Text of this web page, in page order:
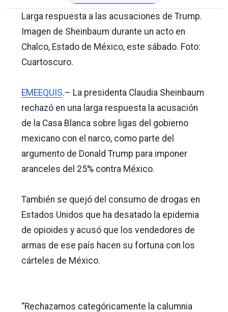
Larga respuesta a las acusaciones de Trump.
Imagen de Sheinbaum durante un acto en
Chalco, Estado de México, este sábado. Foto:
Cuartoscuro.
EMEEQUIS.– La presidenta Claudia Sheinbaum
rechazó en una larga respuesta la acusación
de la Casa Blanca sobre ligas del gobierno
mexicano con el narco, como parte del
argumento de Donald Trump para imponer
aranceles del 25% contra México.
También se quejó del consumo de drogas en
Estados Unidos que ha desatado la epidemia
de opioides y acusó que los vendedores de
armas de ese país hacen su fortuna con los
cárteles de México.
“Rechazamos categóricamente la calumnia